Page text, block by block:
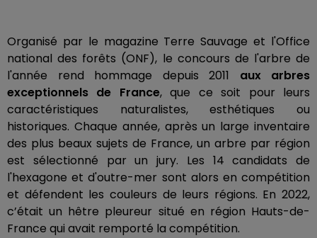
Organisé par le magazine Terre Sauvage et l'Office
national des forêts (ONF), le concours de l'arbre de
l'année rend hommage depuis 2011 aux arbres
exceptionnels de France, que ce soit pour leurs
caractéristiques naturalistes, esthétiques ou
historiques. Chaque année, après un large inventaire
des plus beaux sujets de France, un arbre par région
est sélectionné par un jury. Les 14 candidats de
l'hexagone et d'outre-mer sont alors en compétition
et défendent les couleurs de leurs régions. En 2022,
c’était un hêtre pleureur situé en région Hauts-de-
France qui avait remporté la compétition.